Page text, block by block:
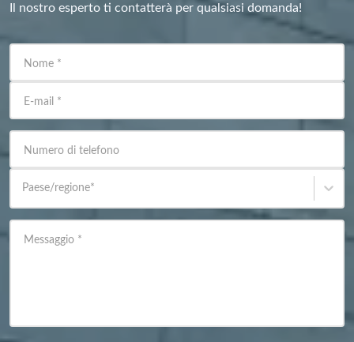
Il nostro esperto ti contatterà per qualsiasi domanda!
Nome *
E-mail *
Numero di telefono
Paese/regione*
Messaggio *